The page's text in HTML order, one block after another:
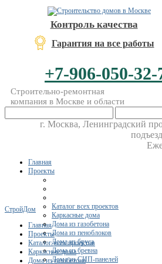
Контроль качества
Гарантия на все работы
+7-906-050-32-
Строительно-ремонтная
компания в Москве и области
г. Москва, Ленинградский
Главная
Проекты
Каталог всех проектов
Каркасные дома
Дома из газобетона
Дома из пеноблоков
Дома из бруса
Дома из бревна
Дома из СИП-панелей
СтройДом
Главная
Проекты
Каталог всех проектов
Каркасные дома
Дома из газобетона